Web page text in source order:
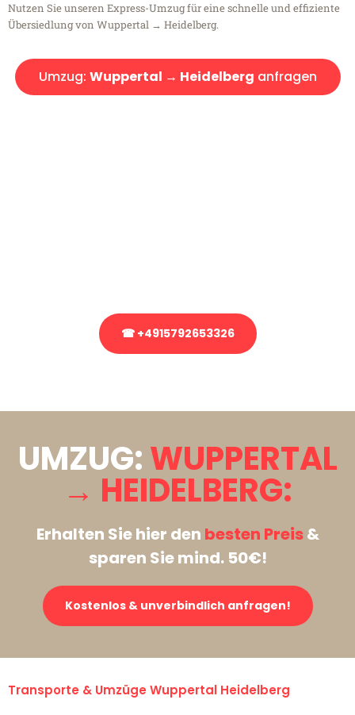
Nutzen Sie unseren Express-Umzug für eine schnelle und effiziente
Übersiedlung von Wuppertal → Heidelberg.
Umzug: Wuppertal → Heidelberg anfragen
☎ +4915792653326
UMZUG:WUPPERTAL
→ HEIDELBERG:
Erhalten Sie hier den besten Preis&
sparen Sie mind. 50€!
Kostenlos & unverbindlich anfragen!
Transporte & Umzüge Wuppertal Heidelberg